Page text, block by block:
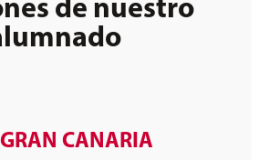
de nuestro
CANARIA